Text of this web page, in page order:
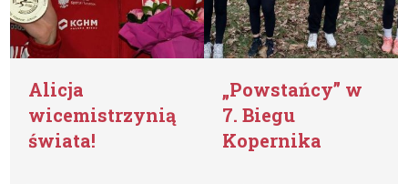
Alicja
wicemistrzynią
świata!
„Powstańcy” w
7. Biegu
Kopernika